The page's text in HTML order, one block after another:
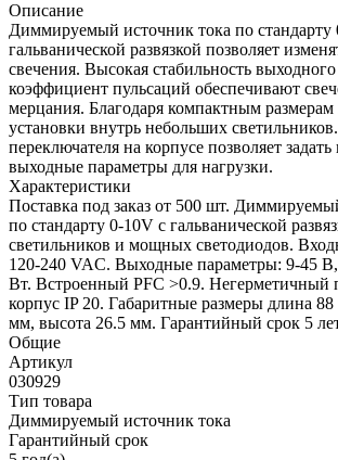
Описание
Диммируемый источник тока по стандарту
гальванической развязкой позволяет
свечения. Высокая стабильность
коэффициент пульсаций обеспечивают
мерцания. Благодаря компактным размерам
установки внутрь небольших
переключателя на корпусе позволяет
выходные параметры для нагрузки.
Характеристики
Поставка под заказ от 500 шт.
по стандарту 0-10V с гальванической
светильников и мощных светодиодов.
120-240 VAC. Выходные параметры: 9-45
Вт. Встроенный PFC >0.9. Негерметичный
корпус IP 20. Габаритные размеры длина
мм, высота 26.5 мм. Гарантийный срок 5
Общие
Артикул
030929
Тип товара
Диммируемый источник тока
Гарантийный срок